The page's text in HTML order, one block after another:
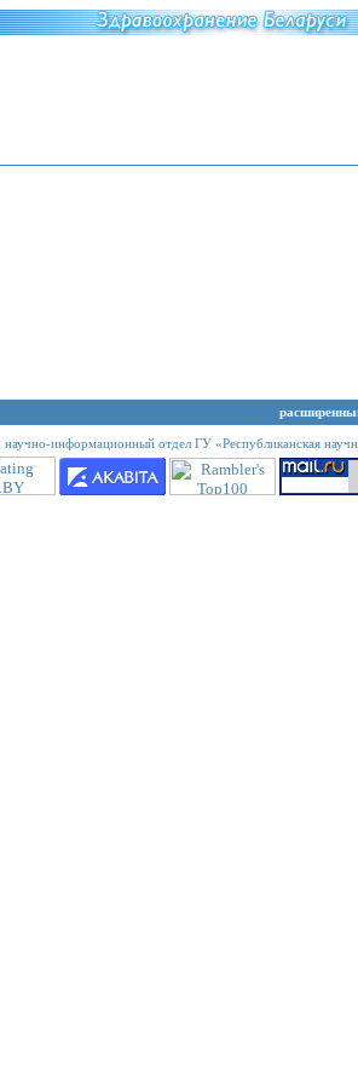
научно-информационный отдел ГУ «Республиканская